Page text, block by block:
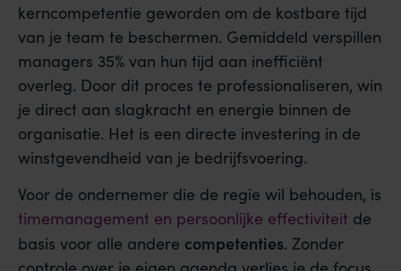
kerncompetentie geworden om de kostbare tijd
van je team te beschermen. Gemiddeld verspillen
managers 35% van hun tijd aan inefficiënt
overleg. Door dit proces te professionaliseren, win
je direct aan slagkracht en energie binnen de
organisatie. Het is een directe investering in de
winstgevendheid van je bedrijfsvoering.
Voor de ondernemer die de regie wil behouden, is
timemanagement en persoonlijke effectiviteit de
basis voor alle andere competenties. Zonder